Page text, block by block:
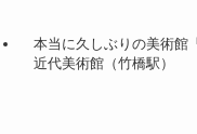
本当に久しぶりの美術館
近代美術館（竹橋駅）